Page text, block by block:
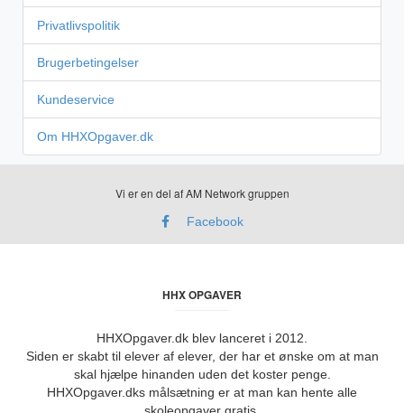
Privatlivspolitik
Brugerbetingelser
Kundeservice
Om HHXOpgaver.dk
Vi er en del af AM Network gruppen
Facebook
HHX OPGAVER
HHXOpgaver.dk blev lanceret i 2012.
Siden er skabt til elever af elever, der har et ønske om at man
skal hjælpe hinanden uden det koster penge.
HHXOpgaver.dks målsætning er at man kan hente alle